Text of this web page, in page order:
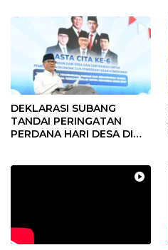
DEKLARASI SUBANG
TANDAI PERINGATAN
PERDANA HARI DESA DI